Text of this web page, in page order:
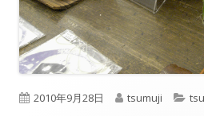
公
2010年9月28日
作
tsumuji
カ